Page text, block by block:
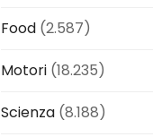
Food (2.587)
Motori (18.235)
Scienza (8.188)